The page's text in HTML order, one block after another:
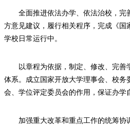
全面推进依法办学、依法治校，
方意见建议，履行相关程序，完成《
学校日常运行中。
以章程为依据，制定、修改、完
体系。成立国家开放大学理事会、校
会、学位评定委员会的作用，保证办
加强重大改革和重点工作的统筹